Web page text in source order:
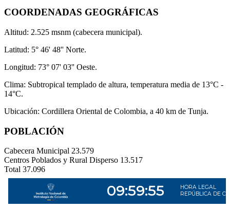
COORDENADAS GEOGRÁFICAS
Altitud: 2.525 msnm (cabecera municipal).
Latitud: 5° 46' 48'' Norte.
Longitud: 73° 07' 03'' Oeste.
Clima: Subtropical templado de altura, temperatura media de 13°C -
14°C.
Ubicación: Cordillera Oriental de Colombia, a 40 km de Tunja.
POBLACIÓN
Cabecera Municipal 23.579
Centros Poblados y Rural Disperso 13.517
Total 37.096